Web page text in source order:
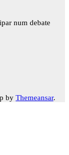
num debate
by Themeansar.